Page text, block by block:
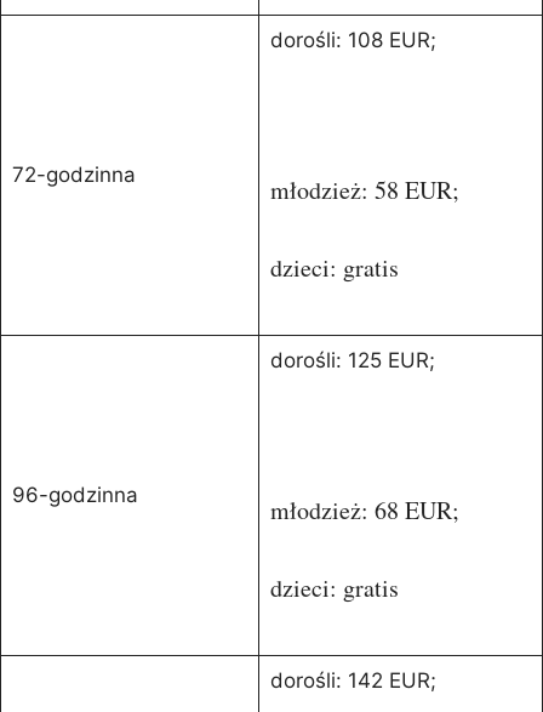
72-godzinna
dorośli: 108 EUR;
młodzież: 58 EUR;
dzieci: gratis
96-godzinna
dorośli: 125 EUR;
młodzież: 68 EUR;
dzieci: gratis
dorośli: 142 EUR;